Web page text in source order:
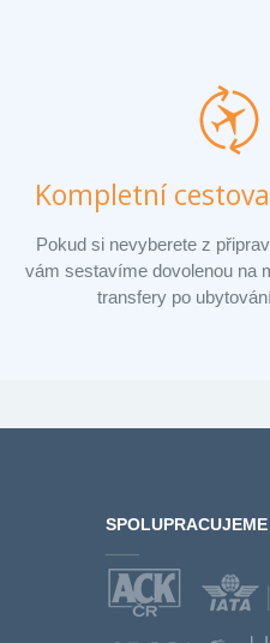
Kompletní
Pokud si nevyberete z
vám sestavíme dovolenou na
transfery po
SPOLUPRACUJEME